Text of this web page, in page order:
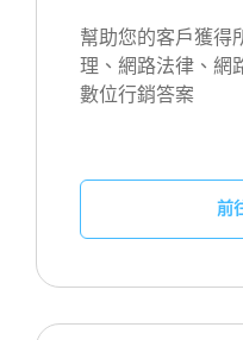
幫助您的客戶獲得
理、網路法律、網
數位行銷答案
前